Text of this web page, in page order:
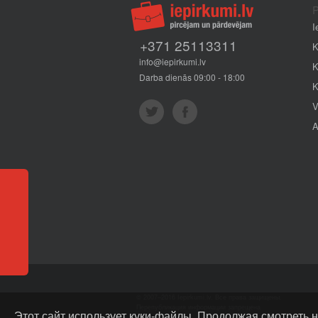
+371 25113311
info@iepirkumi.lv
Darba dienās 09:00 - 18:00